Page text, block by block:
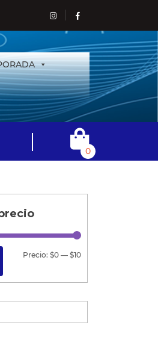
0
Precio: $0— $10